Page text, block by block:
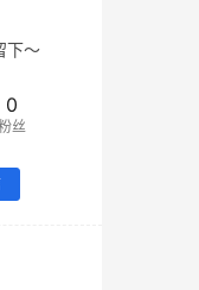
下～
0
丝